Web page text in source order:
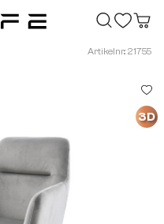
Artikelnr.: 21755
3D